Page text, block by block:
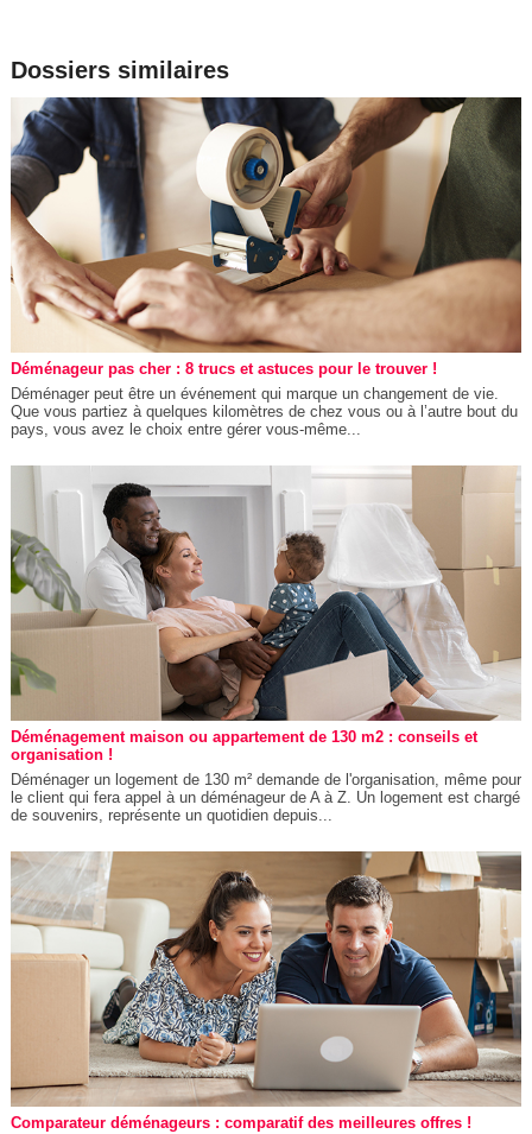
Dossiers similaires
Déménageur pas cher : 8 trucs et astuces pour le trouver !
Déménager peut être un événement qui marque un changement de vie.
Que vous partiez à quelques kilomètres de chez vous ou à l’autre bout du
pays, vous avez le choix entre gérer vous-même...
Déménagement maison ou appartement de 130 m2 : conseils et
organisation !
Déménager un logement de 130 m² demande de l'organisation, même pour
le client qui fera appel à un déménageur de A à Z. Un logement est chargé
de souvenirs, représente un quotidien depuis...
Comparateur déménageurs : comparatif des meilleures offres !